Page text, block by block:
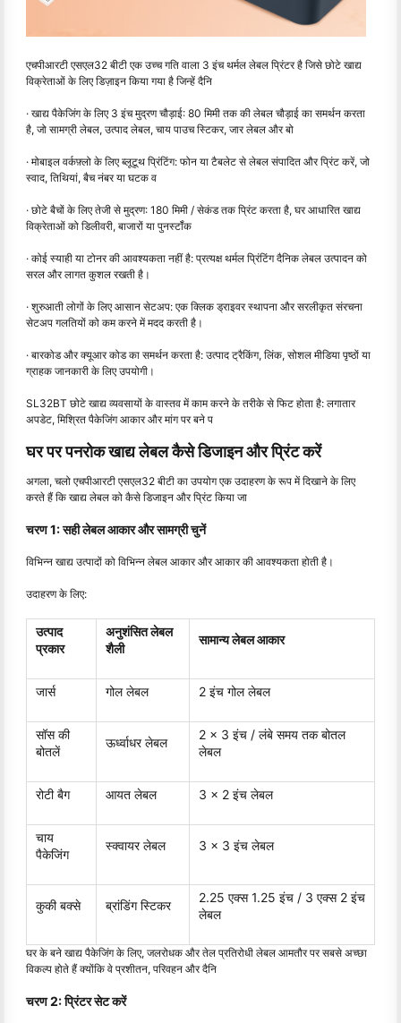
एचपीआरटी एसएल32 बीटी एक उच्च गति वाला 3 इंच थर्मल लेबल प्रिंटर है जिसे छोटे खाद्य
विक्रेताओं के लिए डिज़ाइन किया गया है जिन्हें दैनि
· खाद्य पैकेजिंग के लिए 3 इंच मुद्रण चौड़ाई: 80 मिमी तक की लेबल चौड़ाई का समर्थन करता
है, जो सामग्री लेबल, उत्पाद लेबल, चाय पाउच स्टिकर, जार लेबल और बो
· मोबाइल वर्कफ़्लो के लिए ब्लूटूथ प्रिंटिंग: फोन या टैबलेट से लेबल संपादित और प्रिंट करें, जो
स्वाद, तिथियां, बैच नंबर या घटक व
· छोटे बैचों के लिए तेजी से मुद्रण: 180 मिमी / सेकंड तक प्रिंट करता है, घर आधारित खाद्य
विक्रेताओं को डिलीवरी, बाजारों या पुनर्स्टॉक
· कोई स्याही या टोनर की आवश्यकता नहीं है: प्रत्यक्ष थर्मल प्रिंटिंग दैनिक लेबल उत्पादन को
सरल और लागत कुशल रखती है।
· शुरुआती लोगों के लिए आसान सेटअप: एक क्लिक ड्राइवर स्थापना और सरलीकृत संरचना
सेटअप गलतियों को कम करने में मदद करती है।
· बारकोड और क्यूआर कोड का समर्थन करता है: उत्पाद ट्रैकिंग, लिंक, सोशल मीडिया पृष्ठों या
ग्राहक जानकारी के लिए उपयोगी।
SL32BT छोटे खाद्य व्यवसायों के वास्तव में काम करने के तरीके से फिट होता है: लगातार
अपडेट, मिश्रित पैकेजिंग आकार और मांग पर बने प
घर पर पनरोक खाद्य लेबल कैसे डिजाइन और प्रिंट करें
अगला, चलो एचपीआरटी एसएल32 बीटी का उपयोग एक उदाहरण के रूप में दिखाने के लिए
करते हैं कि खाद्य लेबल को कैसे डिजाइन और प्रिंट किया जा
चरण 1: सही लेबल आकार और सामग्री चुनें
विभिन्न खाद्य उत्पादों को विभिन्न लेबल आकार और आकार की आवश्यकता होती है।
उदाहरण के लिए:
उत्पाद
प्रकार
अनुशंसित लेबल
शैली
सामान्य लेबल आकार
जार्स गोल लेबल 2 इंच गोल लेबल
सॉस की
बोतलें
ऊर्ध्वाधर लेबल
2 x 3 इंच / लंबे समय तक बोतल
लेबल
रोटी बैग आयत लेबल 3 x 2 इंच लेबल
चाय
पैकेजिंग
स्क्वायर लेबल 3 x 3 इंच लेबल
कुकी बक्से ब्रांडिंग स्टिकर
2.25 एक्स 1.25 इंच / 3 एक्स 2 इंच
लेबल
घर के बने खाद्य पैकेजिंग के लिए, जलरोधक और तेल प्रतिरोधी लेबल आमतौर पर सबसे अच्छा
विकल्प होते हैं क्योंकि वे प्रशीतन, परिवहन और दैनि
चरण 2: प्रिंटर सेट करें